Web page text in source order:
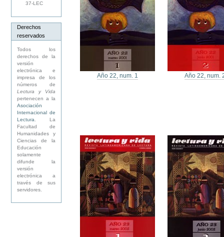
37-LEC
Derechos
reservados
Todos los
derechos de la
versión
electrónica e
impresa de los
números de
Lectura y Vida
pertenecen a la
Asociación
Internacional de
Lectura
. La
Facultad de
Humanidades y
Ciencias de la
Educación
solamente
difunde la
versión
electrónica a
través de sus
servidores.
Año 22, num. 1 Año 22, num.